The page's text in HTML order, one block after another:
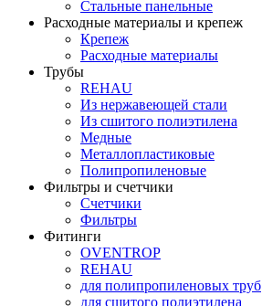
Стальные панельные
Расходные материалы и крепеж
Крепеж
Расходные материалы
Трубы
REHAU
Из нержавеющей стали
Из сшитого полиэтилена
Медные
Металлопластиковые
Полипропиленовые
Фильтры и счетчики
Счетчики
Фильтры
Фитинги
OVENTROP
REHAU
для полипропиленовых труб
для сшитого полиэтилена